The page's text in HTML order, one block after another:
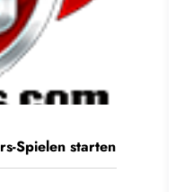
Spielen starten